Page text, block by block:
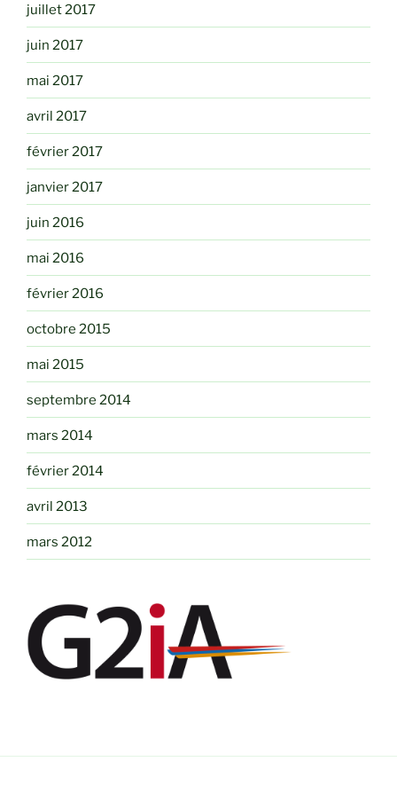
juillet 2017
juin 2017
mai 2017
avril 2017
février 2017
janvier 2017
juin 2016
mai 2016
février 2016
octobre 2015
mai 2015
septembre 2014
mars 2014
février 2014
avril 2013
mars 2012